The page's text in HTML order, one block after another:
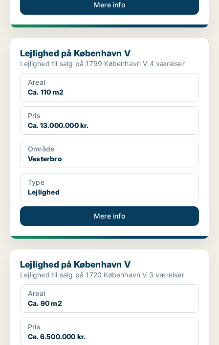
Mere info
Lejlighed på København V
Lejlighed på København V
Lejlighed til salg på 1799 København V 4 værelser
Areal
Ca. 110 m2
Pris
Ca. 13.000.000 kr.
Område
Vesterbro
Type
Lejlighed
Mere info
Lejlighed på København V
Lejlighed på København V
Lejlighed til salg på 1720 København V 3 værelser
Areal
Ca. 90 m2
Pris
Ca. 6.500.000 kr.